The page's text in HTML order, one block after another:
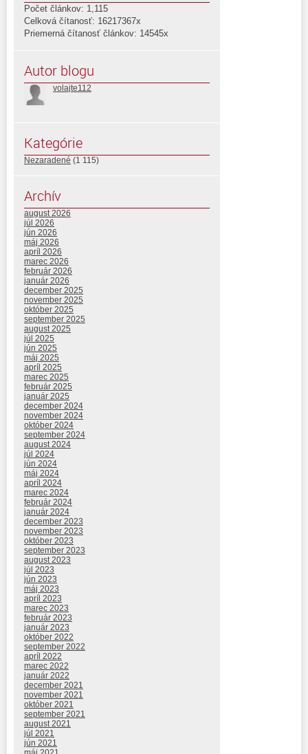
Počet článkov: 1,115
Celková čítanosť: 16217367x
Priemerná čítanosť článkov: 14545x
Autor blogu
volajte112
Kategórie
Nezaradené (1 115)
Archív
august 2026
júl 2026
jún 2026
máj 2026
apríl 2026
marec 2026
február 2026
január 2026
december 2025
november 2025
október 2025
september 2025
august 2025
júl 2025
jún 2025
máj 2025
apríl 2025
marec 2025
február 2025
január 2025
december 2024
november 2024
október 2024
september 2024
august 2024
júl 2024
jún 2024
máj 2024
apríl 2024
marec 2024
február 2024
január 2024
december 2023
november 2023
október 2023
september 2023
august 2023
júl 2023
jún 2023
máj 2023
apríl 2023
marec 2023
február 2023
január 2023
október 2022
september 2022
apríl 2022
marec 2022
január 2022
december 2021
november 2021
október 2021
september 2021
august 2021
júl 2021
jún 2021